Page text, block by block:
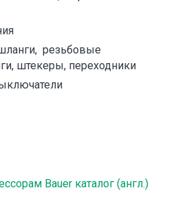
резьбовые
штекеры, переходники
Bauer каталог (англ.)